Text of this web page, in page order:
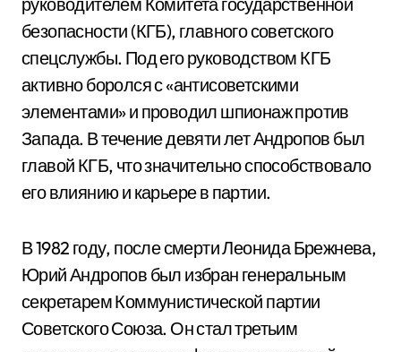
безопасности (КГБ), главного советского
спецслужбы. Под его руководством КГБ
активно боролся с «антисоветскими
элементами» и проводил шпионаж против
Запада. В течение девяти лет Андропов был
главой КГБ, что значительно способствовало
его влиянию и карьере в партии.
В 1982 году, после смерти Леонида Брежнева,
Юрий Андропов был избран генеральным
секретарем Коммунистической партии
Советского Союза. Он стал третьим